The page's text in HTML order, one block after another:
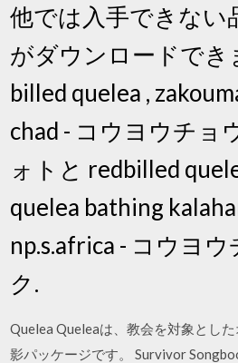
他では入手できない
がダウンロードでき
billed quelea ,
chad - コウヨウチョ
ォトと redbilled
quelea bathing
np.s.africa - コウヨ
ク.
Quelea Queleaは、教会を対象とし
影パッケージです。 Survivor